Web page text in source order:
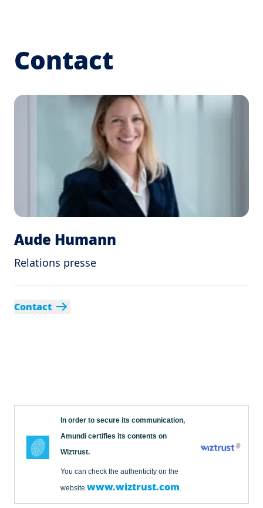
Contact
Aude Humann
Relations presse
Contact
In order to secure its communication,
Amundi certifies its contents on
Wiztrust.
You can check the authenticity on the
website www.wiztrust.com.